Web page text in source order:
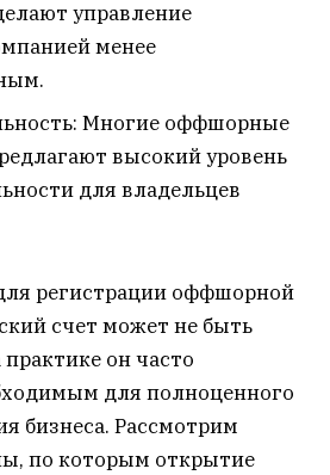
управление
менее
Многие оффшорные
высокий уровень
для владельцев
регистрации оффшорной
счет может не быть
он часто
для полноценного
бизнеса. Рассмотрим
по которым открытие